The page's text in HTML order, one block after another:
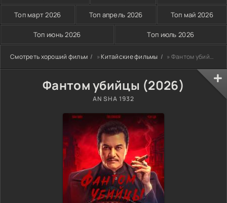
Топ март 2026 Топ апрель 2026 Топ май 2026
Топ июнь 2026 Топ июль 2026
Смотреть хороший фильм »Китайские фильмы » Фантом убийцы (2026)
Фантом убийцы (2026)
AN SHA 1932